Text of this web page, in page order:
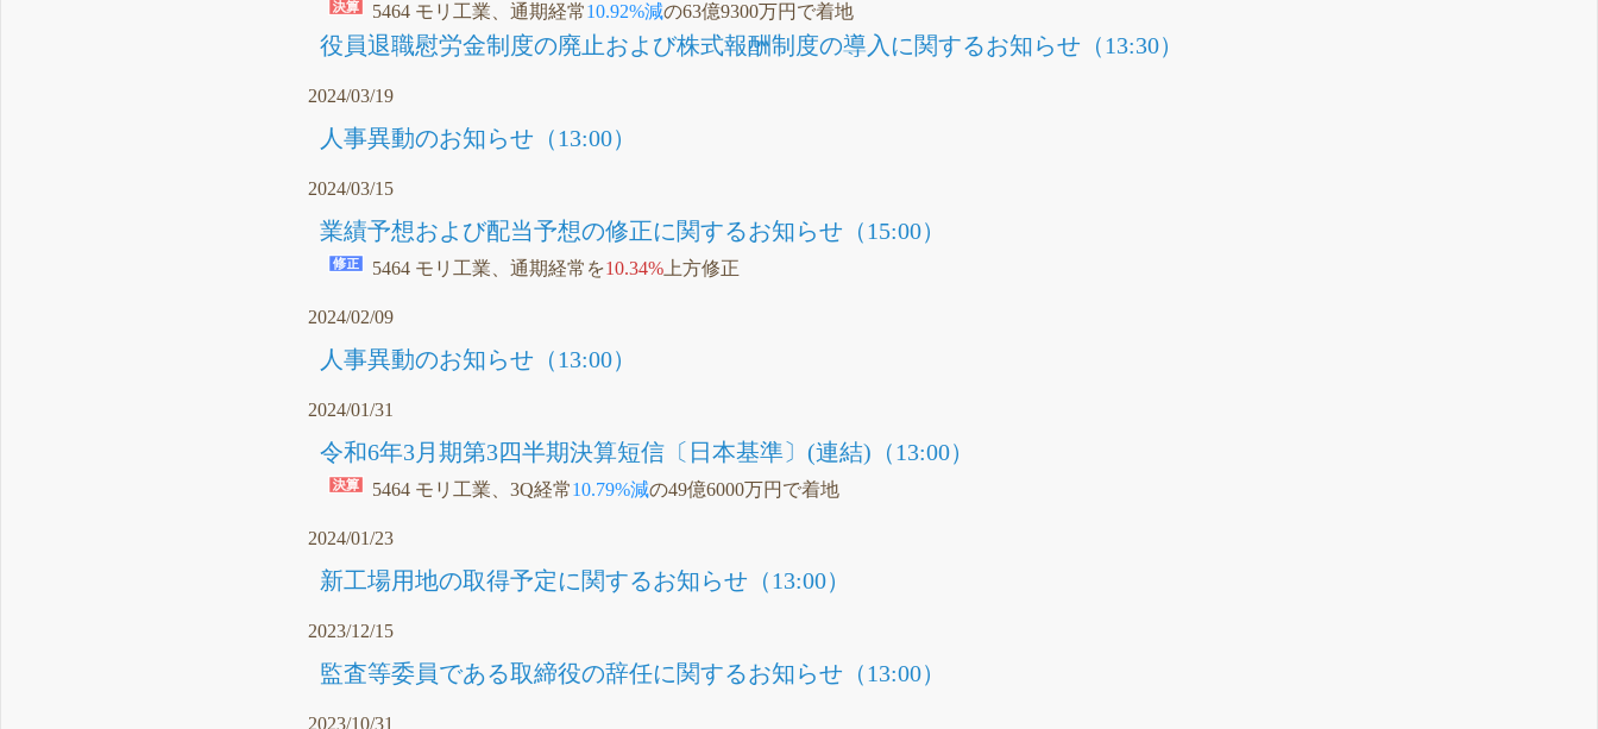
5464 モリ工業、通期経常10.92%減の63億9300万円で着地
役員退職慰労金制度の廃止および株式報酬制度の導入に関するお知らせ（13:30）
2024/03/19
人事異動のお知らせ（13:00）
2024/03/15
業績予想および配当予想の修正に関するお知らせ（15:00）
5464 モリ工業、通期経常を10.34% 上方修正
2024/02/09
人事異動のお知らせ（13:00）
2024/01/31
令和6年3月期第3四半期決算短信〔日本基準〕(連結)（13:00）
5464 モリ工業、3Q経常10.79%減の49億6000万円で着地
2024/01/23
新工場用地の取得予定に関するお知らせ（13:00）
2023/12/15
監査等委員である取締役の辞任に関するお知らせ（13:00）
2023/10/31